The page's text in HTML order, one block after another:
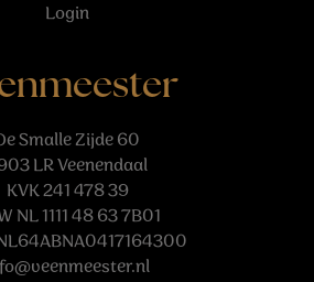
Login
Smalle Zijde 60
LR Veenendaal
KVK 241 478 39
NL 1111 48 63 7B01